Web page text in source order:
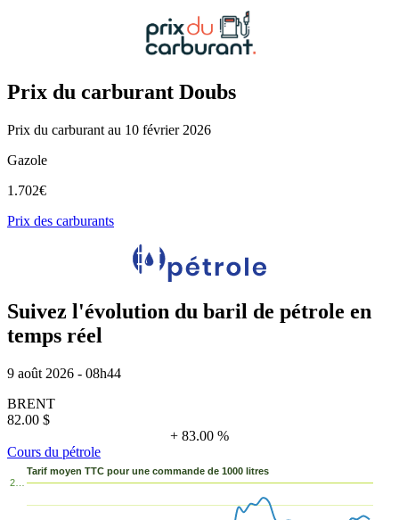
Prix du carburant Doubs
Prix du carburant au 10 février 2026
Gazole
1.702€
Prix des carburants
Suivez l'évolution du baril de pétrole en
temps réel
9 août 2026 - 08h44
BRENT
82.00 $
+ 83.00 %
Cours du pétrole
Tarif moyen TTC pour une commande de 1000 litres
2…